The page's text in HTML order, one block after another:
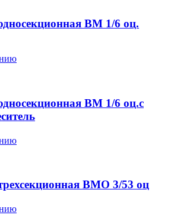
ВМ 1/6 оц.
ВМ 1/6 оц.с
ВМО 3/53 оц